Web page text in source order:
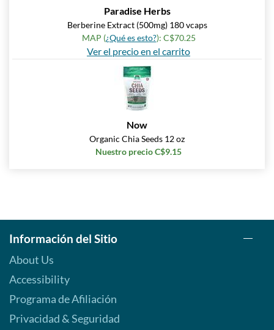
Paradise Herbs
Berberine Extract (500mg) 180 vcaps
MAP (¿Qué es esto?): C$70.25
Ver el precio en el carrito
Now
Organic Chia Seeds 12 oz
Nuestro precio C$9.15
Información del Sitio
About Us
Accessibility
Programa de Afiliación
Privacidad & Seguridad